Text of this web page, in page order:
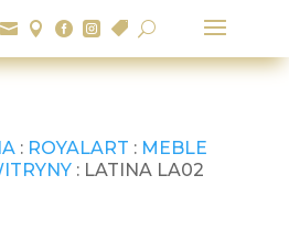
     U
: ROYALART : MEBLE
: LATINA LA02